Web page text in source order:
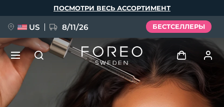
ПОСМОТРИ ВЕСЬ АССОРТИМЕНТ
US 8/11/26 БЕСТСЕЛЛЕРЫ
Войти
НОВИНКА